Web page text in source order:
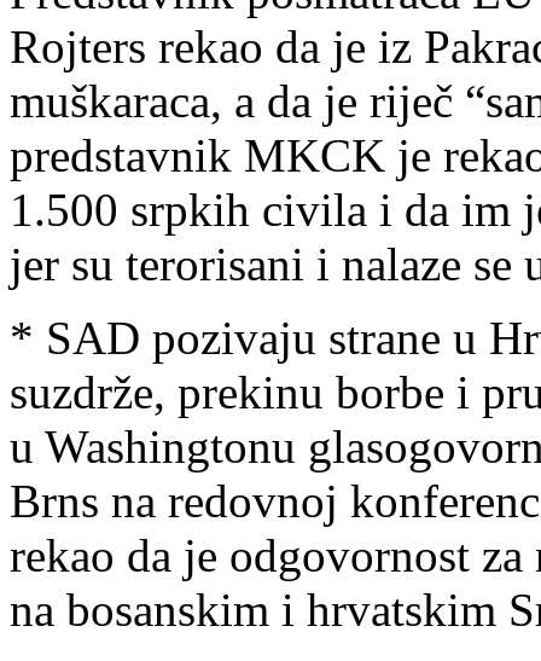
Rojters rekao da je iz
muškaraca, a da je riječ
predstavnik MKCK je
1.500 srpkih civila i da im
jer su terorisani i nalaze se
* SAD pozivaju strane u
suzdrže, prekinu borbe i
u Washingtonu
Brns na redovnoj
rekao da je odgovornost
na bosanskim i hrvatskim